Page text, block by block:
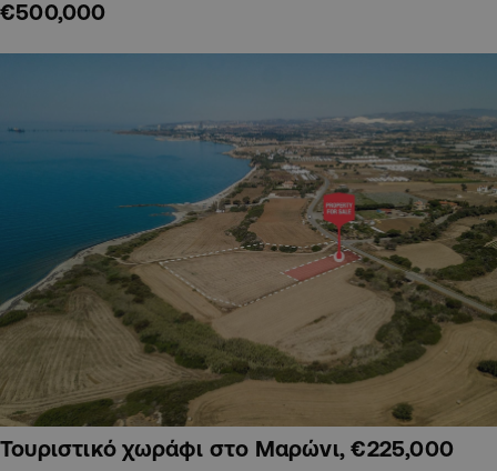
€500,000
Τουριστικό χωράφι στο Μαρώνι, €225,000